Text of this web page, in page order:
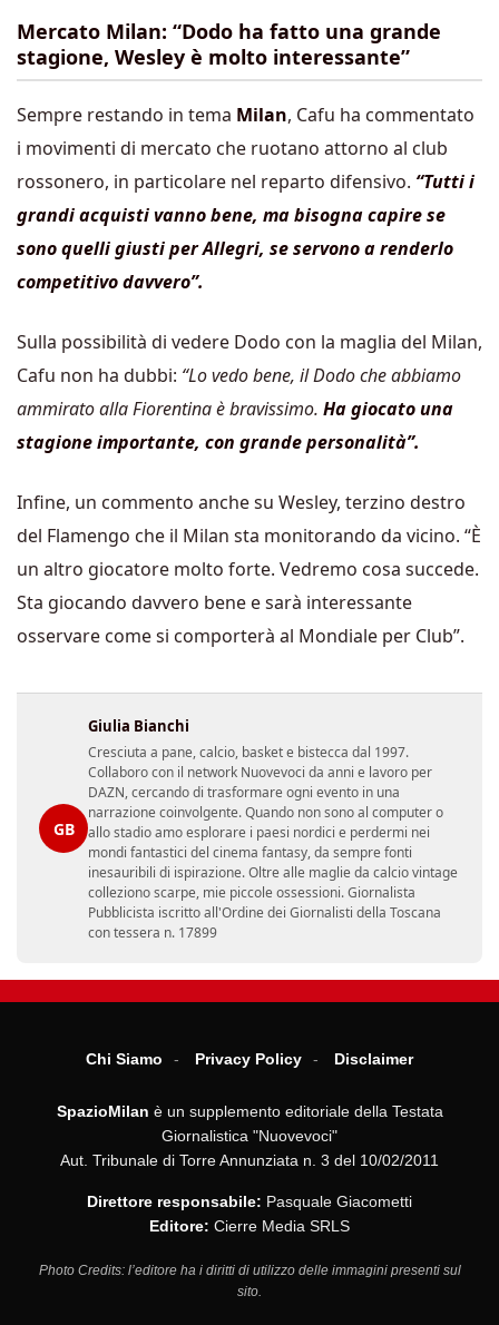
Mercato Milan: “Dodo ha fatto una grande
stagione, Wesley è molto interessante”
Sempre restando in tema Milan, Cafu ha commentato
i movimenti di mercato che ruotano attorno al club
rossonero, in particolare nel reparto difensivo. “Tutti i
grandi acquisti vanno bene, ma bisogna capire se
sono quelli giusti per Allegri, se servono a renderlo
competitivo davvero”.
Sulla possibilità di vedere Dodo con la maglia del Milan,
Cafu non ha dubbi: “Lo vedo bene, il Dodo che abbiamo
ammirato alla Fiorentina è bravissimo. Ha giocato una
stagione importante, con grande personalità”.
Infine, un commento anche su Wesley, terzino destro
del Flamengo che il Milan sta monitorando da vicino. “È
un altro giocatore molto forte. Vedremo cosa succede.
Sta giocando davvero bene e sarà interessante
osservare come si comporterà al Mondiale per Club”.
GB
Giulia Bianchi
Cresciuta a pane, calcio, basket e bistecca dal 1997.
Collaboro con il network Nuovevoci da anni e lavoro per
DAZN, cercando di trasformare ogni evento in una
narrazione coinvolgente. Quando non sono al computer o
allo stadio amo esplorare i paesi nordici e perdermi nei
mondi fantastici del cinema fantasy, da sempre fonti
inesauribili di ispirazione. Oltre alle maglie da calcio vintage
colleziono scarpe, mie piccole ossessioni. Giornalista
Pubblicista iscritto all'Ordine dei Giornalisti della Toscana
con tessera n. 17899
Chi Siamo Privacy Policy Disclaimer
SpazioMilan è un supplemento editoriale della Testata
Giornalistica "Nuovevoci"
Aut. Tribunale di Torre Annunziata n. 3 del 10/02/2011
Direttore responsabile: Pasquale Giacometti
Editore: Cierre Media SRLS
Photo Credits: l’editore ha i diritti di utilizzo delle immagini presenti sul
sito.